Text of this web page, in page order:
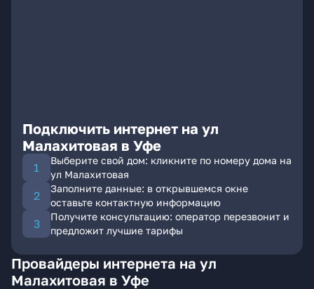
Подключить интернет на ул
Малахитовая в Уфе
Выберите свой дом: кликните по номеру дома на
ул Малахитовая
Заполните данные: в открывшемся окне
оставьте контактную информацию
Получите консультацию: оператор перезвонит и
предложит лучшие тарифы
Провайдеры интернета на ул
Малахитовая в Уфе